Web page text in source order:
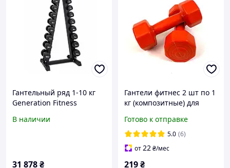
Гантельный ряд 1-10 кг
Generation Fitness
со стойкой "бочонок" DR-
В наличии
31 878₴
Гантели фитнес 2 шт по 1
кг (композитные) для
Готово к отправке
5.0 (6)
от22₴/мес
219₴